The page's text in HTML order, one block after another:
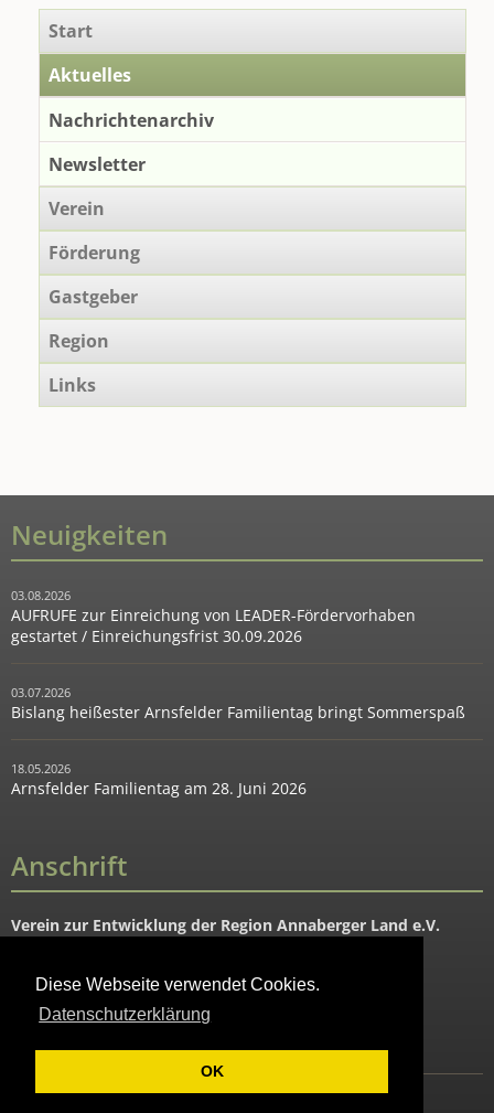
Diese Webseite verwendet Cookies.
Datenschutzerklärung
OK
überspringen
Start
Aktuelles
Nachrichtenarchiv
Newsletter
Verein
Förderung
Gastgeber
Region
Links
Neuigkeiten
03.08.2026
AUFRUFE zur Einreichung von LEADER-Fördervorhaben
gestartet / Einreichungsfrist 30.09.2026
03.07.2026
Bislang heißester Arnsfelder Familientag bringt Sommerspaß
18.05.2026
Arnsfelder Familientag am 28. Juni 2026
Anschrift
Verein zur Entwicklung der Region Annaberger Land e.V.
09456 Mildenau OT Arnsfeld
Tel. 037343-88644